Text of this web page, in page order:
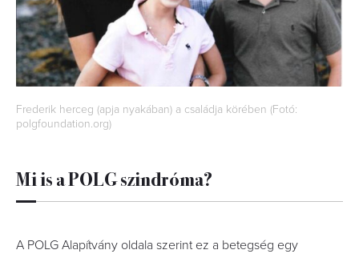
Frederik herceg (apja nyakában) a családja körében (Fotó:
polgfoundation.org)
Mi is a POLG szindróma?
A POLG Alapítvány oldala szerint ez a betegség egy